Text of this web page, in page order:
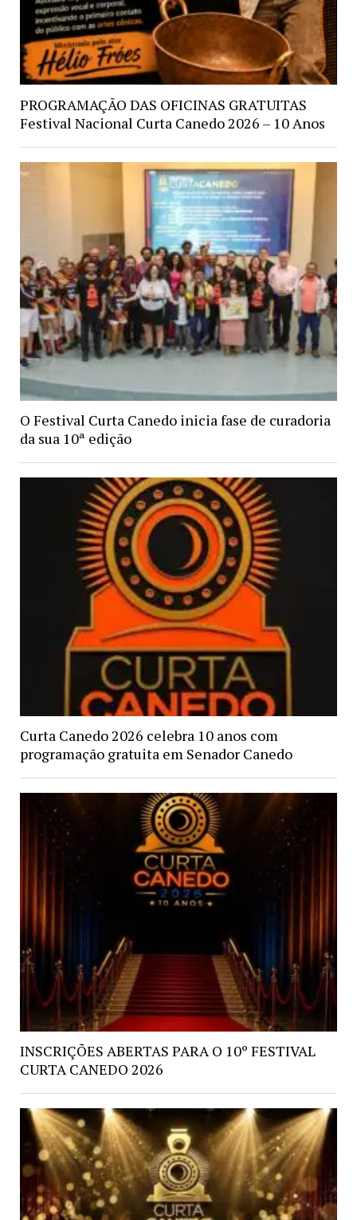
PROGRAMAÇÃO DAS OFICINAS GRATUITAS
Festival Nacional Curta Canedo 2026 – 10 Anos
O Festival Curta Canedo inicia fase de curadoria
da sua 10ª edição
Curta Canedo 2026 celebra 10 anos com
programação gratuita em Senador Canedo
INSCRIÇÕES ABERTAS PARA O 10º FESTIVAL
CURTA CANEDO 2026